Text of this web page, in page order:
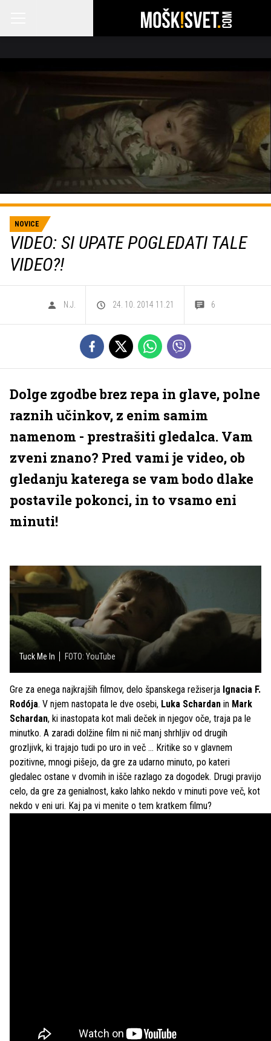
NOVICE
VIDEO: SI UPATE POGLEDATI TALE
VIDEO?!
N.J. 24. 10. 2014 11.21 6
Dolge zgodbe brez repa in glave, polne
raznih učinkov, z enim samim
namenom - prestrašiti gledalca. Vam
zveni znano? Pred vami je video, ob
gledanju katerega se vam bodo dlake
postavile pokonci, in to vsamo eni
minuti!
Tuck Me In FOTO: YouTube
Gre za enega najkrajših filmov, delo španskega režiserja Ignacia F.
Rodója. V njem nastopata le dve osebi, Luka Schardan in Mark
Schardan, ki inastopata kot mali deček in njegov oče, traja pa le
minutko. A zaradi dolžine film ni nič manj shrhljiv od drugih
grozljivk, ki trajajo tudi po uro in več ... Kritike so v glavnem
pozitivne, mnogi pišejo, da gre za udarno minuto, po kateri
gledalec ostane v dvomih in išče razlago za dogodek. Drugi pravijo
celo, da gre za genialnost, kako lahko nekdo v minuti pove več, kot
nekdo v eni uri. Kaj pa vi menite o tem kratkem filmu?